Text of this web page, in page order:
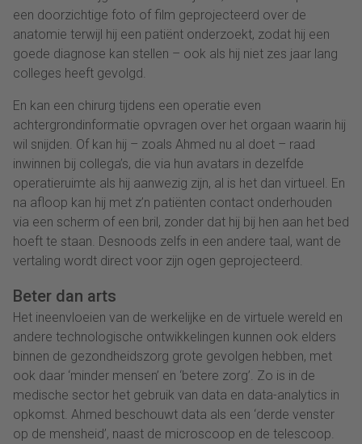
een doorzichtige foto of film geprojecteerd over de
anatomie terwijl hij een patiënt onderzoekt, zodat hij een
goede diagnose kan stellen – ook als hij niet zes jaar lang
colleges heeft gevolgd.
En kan een chirurg tijdens een operatie even
achtergrondinformatie opvragen over het orgaan waarin hij
wil snijden. Of kan hij – zoals Ahmed nu al doet – raad
inwinnen bij collega’s, die via hun avatars in dezelfde
operatieruimte als hij aanwezig zijn, al is het dan virtueel. En
na afloop kan hij met z’n patiënten contact onderhouden
via een scherm of een bril, zonder dat hij bij hen aan het bed
hoeft te staan. Desnoods zelfs in een andere taal, want de
vertaling wordt direct voor zijn ogen geprojecteerd.
Beter dan arts
Het ineenvloeien van de werkelijke en de virtuele wereld en
andere technologische ontwikkelingen kunnen ook elders
binnen de gezondheidszorg grote gevolgen hebben, met
ook daar ‘minder mensen’ en ‘betere zorg’. Zo is in de
medische sector het gebruik van data en data-analytics in
opkomst. Ahmed beschouwt data als een ‘derde venster
op de mensheid’, naast de microscoop en de telescoop.